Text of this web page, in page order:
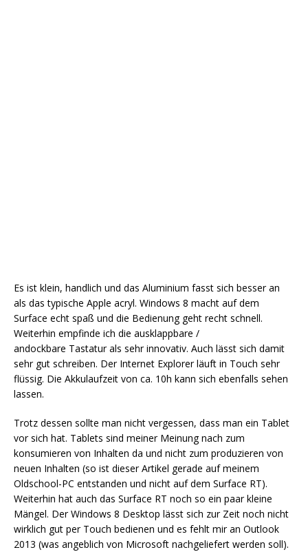
Es ist klein, handlich und das Aluminium fasst sich besser an
als das typische Apple acryl. Windows 8 macht auf dem
Surface echt spaß und die Bedienung geht recht schnell.
Weiterhin empfinde ich die ausklappbare /
andockbare Tastatur als sehr innovativ. Auch lässt sich damit
sehr gut schreiben. Der Internet Explorer läuft in Touch sehr
flüssig. Die Akkulaufzeit von ca. 10h kann sich ebenfalls sehen
lassen.
Trotz dessen sollte man nicht vergessen, dass man ein Tablet
vor sich hat. Tablets sind meiner Meinung nach zum
konsumieren von Inhalten da und nicht zum produzieren von
neuen Inhalten (so ist dieser Artikel gerade auf meinem
Oldschool-PC entstanden und nicht auf dem Surface RT).
Weiterhin hat auch das Surface RT noch so ein paar kleine
Mängel. Der Windows 8 Desktop lässt sich zur Zeit noch nicht
wirklich gut per Touch bedienen und es fehlt mir an Outlook
2013 (was angeblich von Microsoft nachgeliefert werden soll).